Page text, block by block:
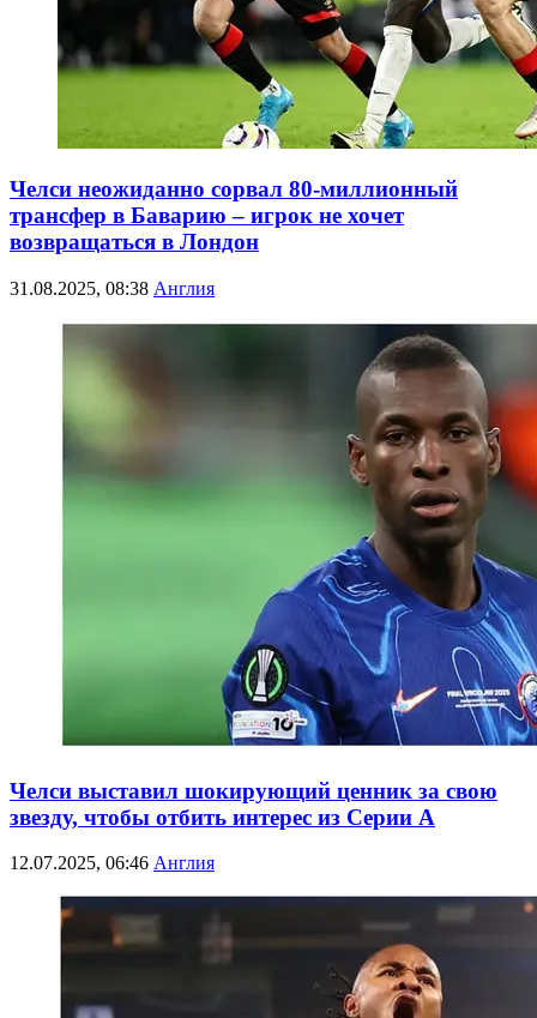
Челси неожиданно сорвал 80-миллионный
трансфер в Баварию – игрок не хочет
возвращаться в Лондон
31.08.2025, 08:38 Англия
Челси выставил шокирующий ценник за свою
звезду, чтобы отбить интерес из Серии А
12.07.2025, 06:46 Англия